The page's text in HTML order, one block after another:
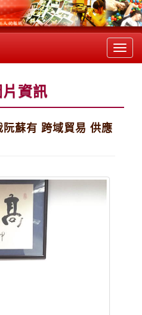
資訊
蘇有 跨域貿易 供應